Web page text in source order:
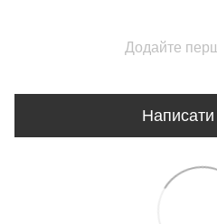
Додайте
Написати